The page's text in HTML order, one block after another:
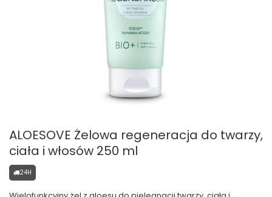
ALOESOVE Żelowa regeneracja do twarzy,
ciała i włosów 250 ml
24H